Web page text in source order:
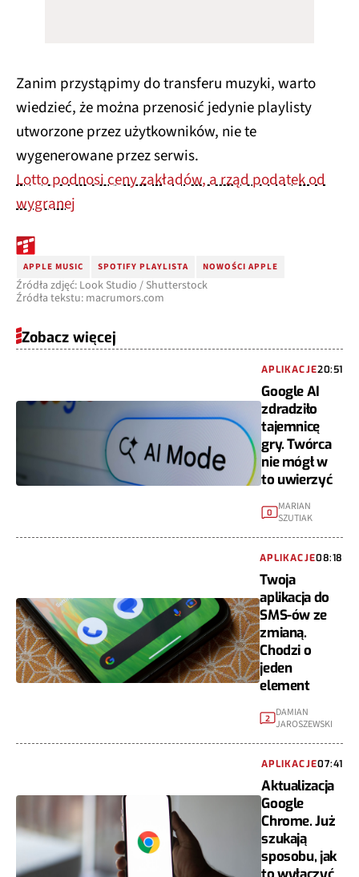
Zanim przystąpimy do transferu muzyki, warto
wiedzieć, że można przenosić jedynie playlisty
utworzone przez użytkowników, nie te
wygenerowane przez serwis.
Lotto podnosi ceny zakładów, a rząd podatek od
wygranej
APPLE MUSIC SPOTIFY PLAYLISTA NOWOŚCI APPLE
Źródła zdjęć: Look Studio / Shutterstock
Źródła tekstu: macrumors.com
Zobacz więcej
APLIKACJE20:51
Google AI
zdradziło
tajemnicę
gry. Twórca
nie mógł w
to uwierzyć
0
MARIAN
SZUTIAK
APLIKACJE08:18
Twoja
aplikacja do
SMS-ów ze
zmianą.
Chodzi o
jeden
element
2
DAMIAN
JAROSZEWSKI
APLIKACJE07:41
Aktualizacja
Google
Chrome. Już
szukają
sposobu, jak